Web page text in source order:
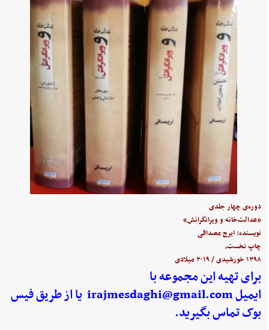
دوره‌ی چهار جلدی
«عدالت‌خانه و ویرانگرانش»
نویسنده: ایرج مصداقی
چاپ نخست،
۱۳۹۸ خورشیدی / ۲۰۱۹ میلادی
برای تهیه این مجموعه با
ایمیلirajmesdaghi@gmail.com یا از طریق فیس
بوک تماس بگیرید.